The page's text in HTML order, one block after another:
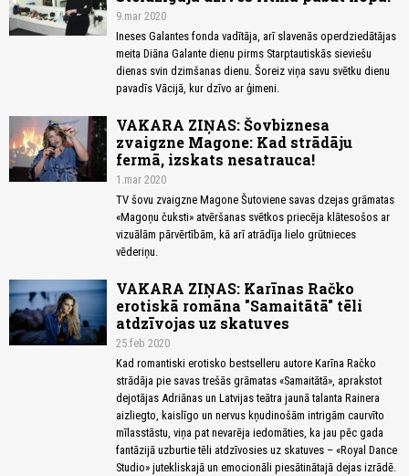
9.mar 2020
Ineses Galantes fonda vadītāja, arī slavenās operdziedātājas
meita Diāna Galante dienu pirms Starptautiskās sieviešu
dienas svin dzimšanas dienu. Šoreiz viņa savu svētku dienu
pavadīs Vācijā, kur dzīvo ar ģimeni.
VAKARA ZIŅAS: Šovbiznesa
zvaigzne Magone: Kad strādāju
fermā, izskats nesatrauca!
1.mar 2020
TV šovu zvaigzne Magone Šutoviene savas dzejas grāmatas
«Magoņu čuksti» atvēršanas svētkos priecēja klātesošos ar
vizuālām pārvērtībām, kā arī atrādīja lielo grūtnieces
vēderiņu.
VAKARA ZIŅAS: Karīnas Račko
erotiskā romāna "Samaitātā" tēli
atdzīvojas uz skatuves
25.feb 2020
Kad romantiski erotisko bestselleru autore Karīna Račko
strādāja pie savas trešās grāmatas «Samaitātā», aprakstot
dejotājas Adriānas un Latvijas teātra jaunā talanta Rainera
aizliegto, kaislīgo un nervus kņudinošām intrigām caurvīto
mīlasstāstu, viņa pat nevarēja iedomāties, ka jau pēc gada
fantāzijā uzburtie tēli atdzīvosies uz skatuves – «Royal Dance
Studio» jutekliskajā un emocionāli piesātinātajā dejas izrādē.